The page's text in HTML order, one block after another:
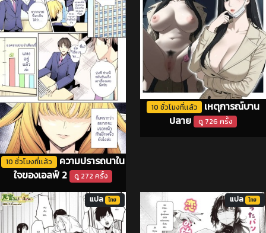
10 ชั่วโมงที่เเล้ว ความปรารถนาใน
ใจของเอลฟ์ 2
ดู 272 ครั้ง
10 ชั่วโมงที่เเล้ว
เหตุการณ์บาน
ปลาย
ดู 726 ครั้ง
แปล ไทย แปล ไทย